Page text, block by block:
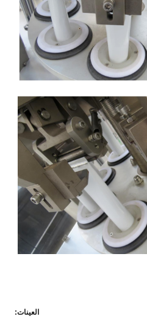
العينات: